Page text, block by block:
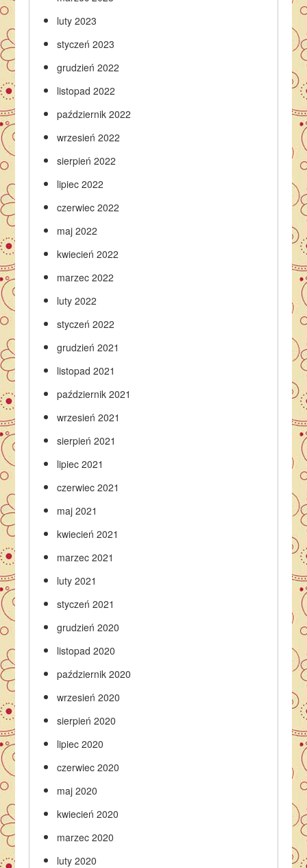
luty 2023
styczeń 2023
grudzień 2022
listopad 2022
październik 2022
wrzesień 2022
sierpień 2022
lipiec 2022
czerwiec 2022
maj 2022
kwiecień 2022
marzec 2022
luty 2022
styczeń 2022
grudzień 2021
listopad 2021
październik 2021
wrzesień 2021
sierpień 2021
lipiec 2021
czerwiec 2021
maj 2021
kwiecień 2021
marzec 2021
luty 2021
styczeń 2021
grudzień 2020
listopad 2020
październik 2020
wrzesień 2020
sierpień 2020
lipiec 2020
czerwiec 2020
maj 2020
kwiecień 2020
marzec 2020
luty 2020